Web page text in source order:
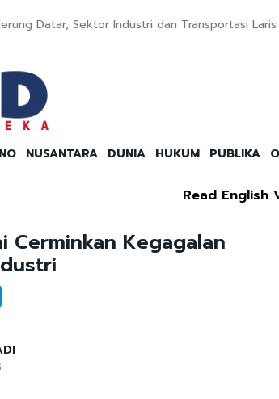
Datar, Sektor Industri dan Transportasi Laris
NUSANTARA DUNIA HUKUM PUBLIKA
Read English
Cerminkan Kegagalan